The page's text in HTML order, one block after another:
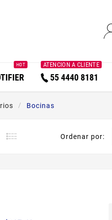
HOT
55 4440 8181
ATENCION A CLIENTE
Bocinas
Ordenar por: